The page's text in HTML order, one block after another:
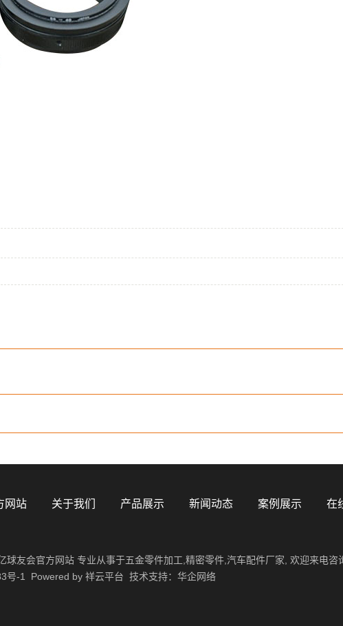
网站 关于我们 产品展示 新闻动态 案例展示 在
球友会官方网站 专业从事于五金零件加工 精密零件 汽车配件厂家 , 欢迎来电咨
号-1
Powered by 祥云平台 技术支持： 华企网络